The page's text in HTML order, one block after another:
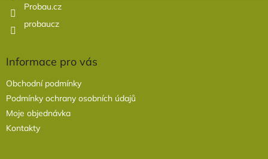
Probau.cz
probaucz
Informace pro vás
Obchodní podmínky
Podmínky ochrany osobních údajů
Moje objednávka
Kontakty